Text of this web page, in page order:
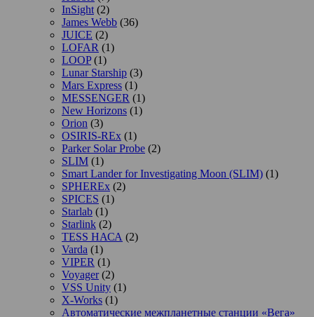
InSight (2)
James Webb (36)
JUICE (2)
LOFAR (1)
LOOP(1)
Lunar Starship (3)
Mars Express (1)
MESSENGER (1)
New Horizons (1)
Orion (3)
OSIRIS-REx (1)
Parker Solar Probe (2)
SLIM (1)
Smart Lander for Investigating Moon (SLIM) (1)
SPHEREx (2)
SPICES (1)
Starlab (1)
Starlink (2)
TESS НАСА (2)
Varda (1)
VIPER (1)
Voyager(2)
VSS Unity (1)
X-Works (1)
Автоматические межпланетные станции «Вега»